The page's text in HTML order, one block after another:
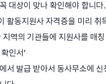
대상이 맞나 확인해야 합니
활동지원사 자격증을 미리 취
지역의 기관들에 지원사를 매
인서’
서 발급 받아서 동사무소에